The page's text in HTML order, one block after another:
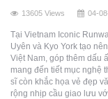
13605 Views 04-
Tại Vietnam Iconic
Uyên và Kyo York tạo
Việt Nam, góp thêm dấu
mang đến tiết mục nghệ
sĩ còn khắc họa vẻ đẹp
rộng nhịp cầu giao lưu